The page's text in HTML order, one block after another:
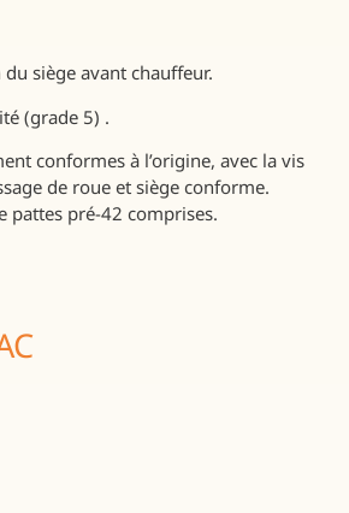
siège avant chauffeur.
(grade 5) .
conformes à l’origine, avec la vis
de roue et siège conforme.
pattes pré-42 comprises.